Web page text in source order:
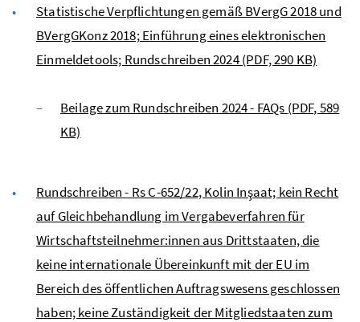
Statistische Verpflichtungen gemäß BVergG 2018 und
BVergGKonz 2018; Einführung eines elektronischen
Einmeldetools; Rundschreiben 2024(PDF, 290 KB)
Beilage zum Rundschreiben 2024 - FAQs (PDF, 589
KB)
Rundschreiben - Rs C-652/22, Kolin Inşaat; kein Recht
auf Gleichbehandlung im Vergabeverfahren für
Wirtschaftsteilnehmer:innen aus Drittstaaten, die
keine internationale Übereinkunft mit der EU im
Bereich des öffentlichen Auftragswesens geschlossen
haben; keine Zuständigkeit der Mitgliedstaaten zum